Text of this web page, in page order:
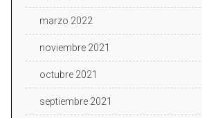
marzo 2022
noviembre 2021
octubre 2021
septiembre 2021